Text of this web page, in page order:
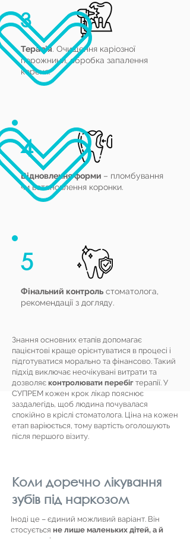
3
Терапія. Очищення каріозної
порожнини, обробка запалення
кореня.
4
Відновлення форми – пломбування
чи встановлення коронки.
5
Фінальний контроль стоматолога,
рекомендації з догляду.
Знання основних етапів допомагає
пацієнтові краще орієнтуватися в процесі і
підготуватися морально та фінансово. Такий
підхід виключає неочікувані витрати та
дозволяє контролювати перебіг терапії. У
СУПРЕМ кожен крок лікар пояснює
заздалегідь, щоб людина почувалася
спокійно в кріслі стоматолога. Ціна на кожен
етап варіюється, тому вартість оголошують
після першого візиту.
Коли доречно лікування
зубів під наркозом
Іноді це – єдиний можливий варіант. Він
стосується не лише маленьких дітей, а й